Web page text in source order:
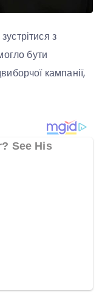
з
бути
кампанії,